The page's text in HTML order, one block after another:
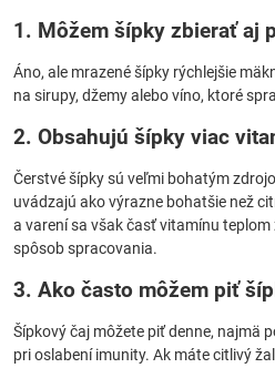
1. Môžem šípky zbierať aj
Áno, ale mrazené šípky rýchlejšie
na sirupy, džemy alebo víno, ktoré
2. Obsahujú šípky viac
Čerstvé šípky sú veľmi bohatým
uvádzajú ako výrazne bohatšie než
a varení sa však časť vitamínu
spôsob spracovania.
3. Ako často môžem piť
Šípkový čaj môžete piť denne, najmä
pri oslabení imunity. Ak máte citlivý